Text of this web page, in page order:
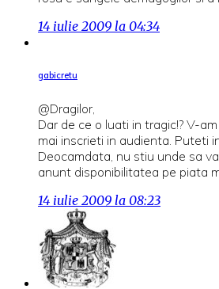
14 iulie 2009 la 04:34
gabicretu
@Dragilor,
Dar de ce o luati in tragic!? V-
mai inscrieti in audienta. Puteti
Deocamdata, nu stiu unde sa
anunt disponibilitatea pe piata
14 iulie 2009 la 08:23